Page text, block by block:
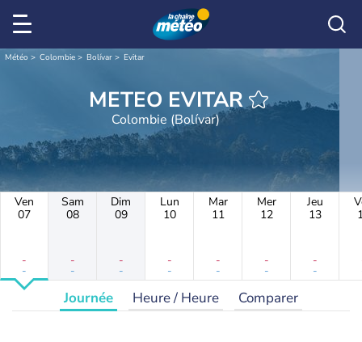
Météo Colombie Bolívar Evitar
METEO EVITAR
Colombie (Bolívar)
Ven
07
-
-
Sam
08
-
-
Dim
09
-
-
Lun
10
-
-
Mar
11
-
-
Mer
12
-
-
Jeu
13
-
-
Journée Heure / Heure Comparer